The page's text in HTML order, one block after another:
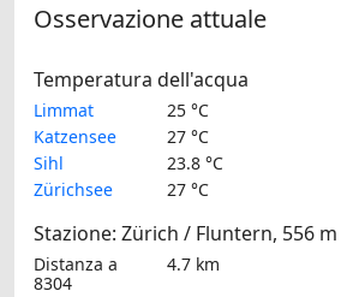
Osservazione attuale
Temperatura dell'acqua
Limmat
25 °C
Katzensee
27 °C
Sihl
23.8 °C
Zürichsee
27 °C
Stazione: Zürich / Fluntern, 556 m
Distanza a
8304
4.7 km